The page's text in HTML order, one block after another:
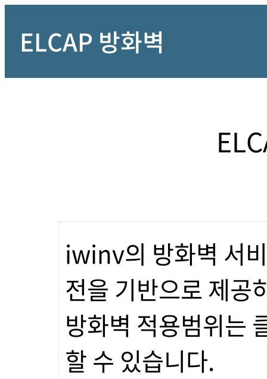
ELCAP 방화벽
iwinv의 방화벽 서
전을 기반으로 제공
방화벽 적용범위는
할 수 있습니다.